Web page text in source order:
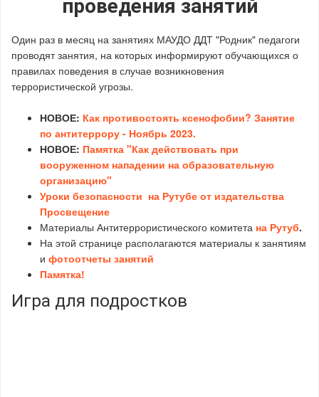
проведения занятий
Один раз в месяц на занятиях МАУДО ДДТ "Родник" педагоги
проводят занятия, на которых информируют обучающихся о
правилах поведения в случае возникновения
террористической угрозы.
НОВОЕ: Как противостоять ксенофобии? Занятие
по антитеррору - Ноябрь 2023.
НОВОЕ: Памятка "Как действовать при
вооруженном нападении на образовательную
организацию"
Уроки безопасности на Рутубе от издательства
Просвещение
Материалы Антитеррористического комитета на Рутуб.
На этой странице располагаются материалы к занятиям
и фотоотчеты занятий
Памятка!
Игра для подростков